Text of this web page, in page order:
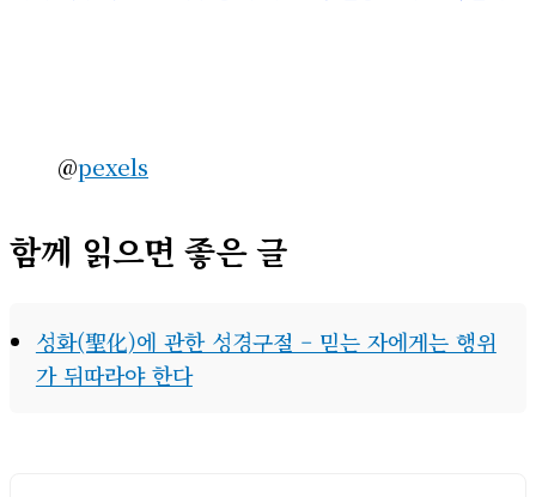
@pexels
함께 읽으면 좋은 글
성화(聖化)에 관한 성경구절 – 믿는 자에게는 행위
가 뒤따라야 한다